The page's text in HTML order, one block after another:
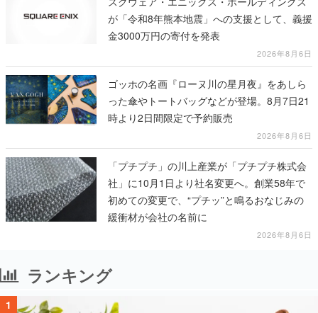
が「令和8年熊本地震」への支援として、義援
金3000万円の寄付を発表
2026年8月6日
ゴッホの名画『ローヌ川の星月夜』をあしら
った傘やトートバッグなどが登場。8月7日21
時より2日間限定で予約販売
2026年8月6日
「プチプチ」の川上産業が「プチプチ株式会
社」に10月1日より社名変更へ。創業58年で
初めての変更で、“プチッ”と鳴るおなじみの
緩衝材が会社の名前に
2026年8月6日
ランキング
1